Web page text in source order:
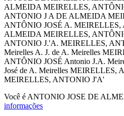
ALMEIDA MEIRELLES,
ANTONIO J A DE ALMEIDA
ANTÔNIO JOSÉ A. MEIRELLES,
ALMEIDA MEIRELLES,
ANTONIO J.'A. MEIRELLES,
Meirelles A. J. de A. Meirelles
ANTÔNIO JOSÉ Antonio J.A.
José de A. Meirelles MEIRELLES,
MEIRELLES, ANTONIO J'A'
Você é ANTONIO JOSE DE
informações